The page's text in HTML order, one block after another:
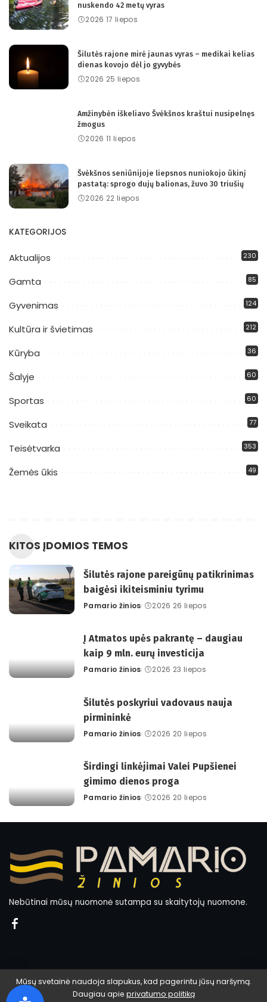
nuskendo 42 metų vyras
2026 17 liepos
Šilutės rajone mirė jaunas vyras – medikai kelias
dienas kovojo dėl jo gyvybės
2026 25 liepos
Amžinybėn iškeliavo Švėkšnos kraštui nusipelnęs
žmogus
2026 11 liepos
Švėkšnos seniūnijoje liepsnos nuniokojo ūkinį
pastatą: sprogo dujų balionas, žuvo 30 triušių
2026 22 liepos
KATEGORIJOS
Aktualijos 230
Gamta 85
Gyvenimas 124
Kultūra ir švietimas 212
Kūryba 36
Šalyje 60
Sportas 60
Sveikata 77
Teisėtvarka 353
Žemės ūkis 49
KITOS ĮDOMIOS TEMOS
Šilutės rajone pareigūnų patikrinimas
baigėsi ikiteisminiu tyrimu
Posted
Pamario žinios 2026 26 liepos
Į Atmatos upės pakrantę – daugiau
kaip 9 mln. eurų investicija
Posted
Pamario žinios 2026 23 liepos
Šilutės poskyriui vadovaus nauja
pirmininkė
Posted
Pamario žinios 2026 20 liepos
Širdingi linkėjimai Valei Pupšienei
gimimo dienos proga
Posted
Pamario žinios 2026 20 liepos
Nebūtinai mūsų nuomonė sutampa su skaitytojų nuomone.
Mūsų svetainė naudoja slapukus, kad pagerintu jūsų naršymą.
Daugiau apie privatumo politiką